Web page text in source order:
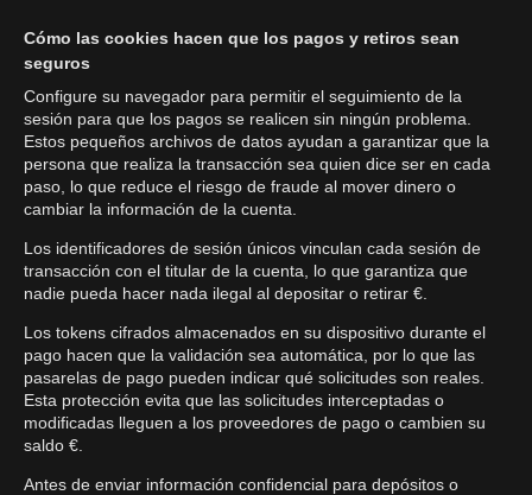
Cómo las cookies hacen que los pagos y retiros sean
seguros
Configure su navegador para permitir el seguimiento de la
sesión para que los pagos se realicen sin ningún problema.
Estos pequeños archivos de datos ayudan a garantizar que la
persona que realiza la transacción sea quien dice ser en cada
paso, lo que reduce el riesgo de fraude al mover dinero o
cambiar la información de la cuenta.
Los identificadores de sesión únicos vinculan cada sesión de
transacción con el titular de la cuenta, lo que garantiza que
nadie pueda hacer nada ilegal al depositar o retirar €.
Los tokens cifrados almacenados en su dispositivo durante el
pago hacen que la validación sea automática, por lo que las
pasarelas de pago pueden indicar qué solicitudes son reales.
Esta protección evita que las solicitudes interceptadas o
modificadas lleguen a los proveedores de pago o cambien su
saldo €.
Antes de enviar información confidencial para depósitos o